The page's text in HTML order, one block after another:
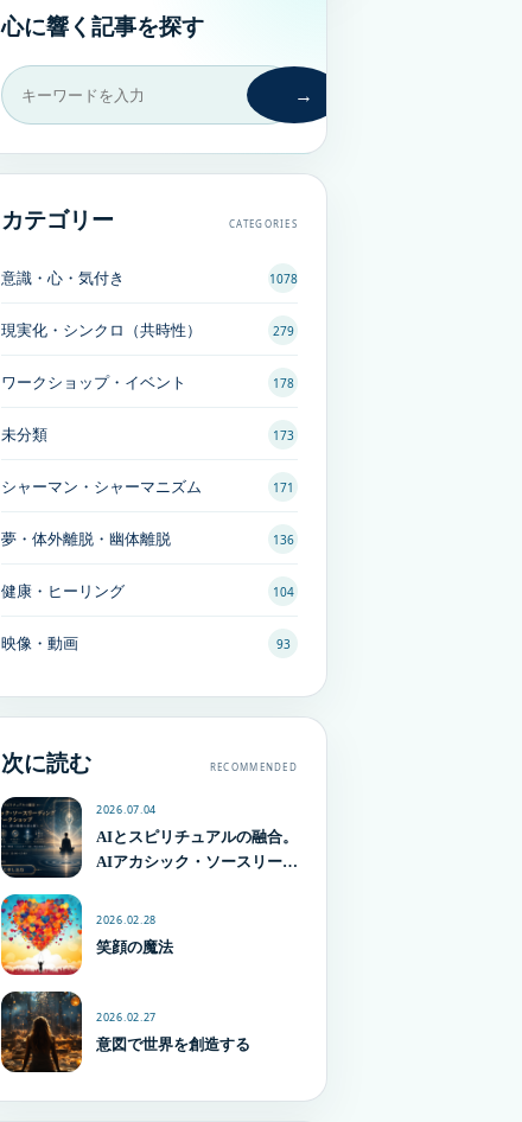
心に響く記事を探す
→
カテゴリー CATEGORIES
意識・心・気付き 1078
現実化・シンクロ（共時性） 279
ワークショップ・イベント 178
未分類 173
シャーマン・シャーマニズム 171
夢・体外離脱・幽体離脱 136
健康・ヒーリング 104
映像・動画 93
次に読む RECOMMENDED
2026.07.04
AIとスピリチュアルの融合。
AIアカシック・ソースリーデ
催します
2026.02.28
笑顔の魔法
2026.02.27
意図で世界を創造する